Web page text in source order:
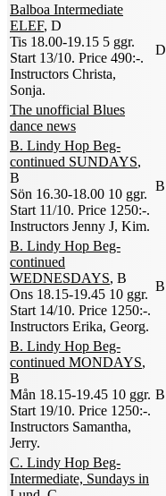
Balboa Intermediate
ELEF, D
Tis 18.00-19.15 5 ggr.
Start 13/10. Price 490:-.
Instructors Christa,
Sonja.
D
The unofficial Blues
dance news
B. Lindy Hop Beg-
continued SUNDAYS,
B
Sön 16.30-18.00 10 ggr.
Start 11/10. Price 1250:-.
Instructors Jenny J, Kim.
B
B. Lindy Hop Beg-
continued
WEDNESDAYS, B
Ons 18.15-19.45 10 ggr.
Start 14/10. Price 1250:-.
Instructors Erika, Georg.
B
B. Lindy Hop Beg-
continued MONDAYS,
B
Mån 18.15-19.45 10 ggr.
Start 19/10. Price 1250:-.
Instructors Samantha,
Jerry.
B
C. Lindy Hop Beg-
Intermediate, Sundays in